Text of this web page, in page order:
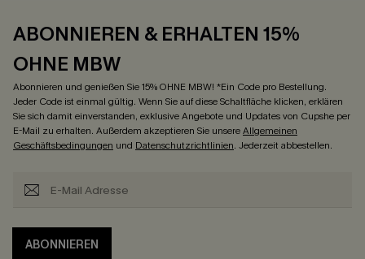
ABONNIEREN & ERHALTEN 15%
OHNE MBW
Abonnieren und genießen Sie 15% OHNE MBW! *Ein Code pro Bestellung.
Jeder Code ist einmal gültig. Wenn Sie auf diese Schaltfläche klicken, erklären
Sie sich damit einverstanden, exklusive Angebote und Updates von Cupshe per
E-Mail zu erhalten. Außerdem akzeptieren Sie unsereAllgemeinen
Geschäftsbedingungen und Datenschutzrichtlinien. Jederzeit abbestellen.
ABONNIEREN